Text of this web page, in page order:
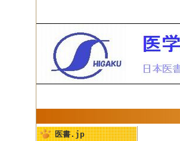
医書.jp